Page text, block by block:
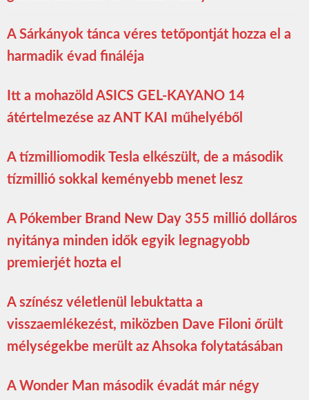
A Sárkányok tánca véres tetőpontját hozza el a
harmadik évad fináléja
Itt a mohazöld ASICS GEL-KAYANO 14
átértelmezése az ANT KAI műhelyéből
A tízmilliomodik Tesla elkészült, de a második
tízmillió sokkal keményebb menet lesz
A Pókember Brand New Day 355 millió dolláros
nyitánya minden idők egyik legnagyobb
premierjét hozta el
A színész véletlenül lebuktatta a
visszaemlékezést, miközben Dave Filoni őrült
mélységekbe merült az Ahsoka folytatásában
A Wonder Man második évadát már négy